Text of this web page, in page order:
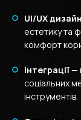
UI/UX дизайн
естетику та
комфорт
Інтеграції—
соціальних
інструментів.